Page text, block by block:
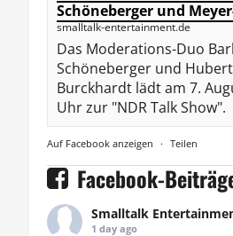
Schöneberger und
smalltalk-entertainment.de
Das Moderations-Duo
Schöneberger und
Burckhardt lädt am 7.
Uhr zur "NDR Talk Show".
Auf Facebook anzeigen · Teilen
Facebook-
Smalltalk
1 day ago